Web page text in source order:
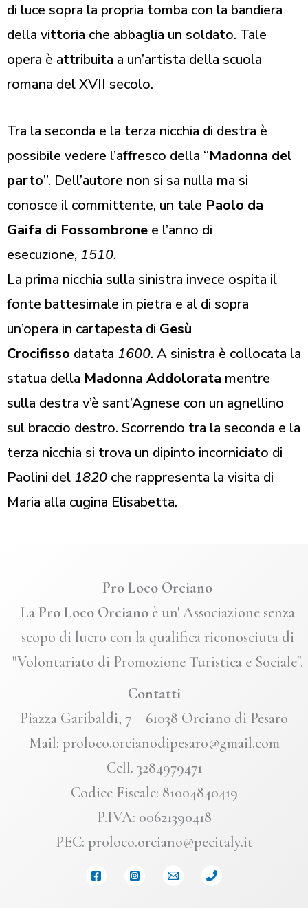
di luce sopra la propria tomba con la bandiera
della vittoria che abbaglia un soldato. Tale
opera è attribuita a un’artista della scuola
romana del XVII secolo.
Tra la seconda e la terza nicchia di destra è
possibile vedere l’affresco della “Madonna del
parto”. Dell’autore non si sa nulla ma si
conosce il committente, un tale Paolo da
Gaifa di Fossombrone e l’anno di
esecuzione, 1510.
La prima nicchia sulla sinistra invece ospita il
fonte battesimale in pietra e al di sopra
un’opera in cartapesta di Gesù
Crocifisso datata 1600. A sinistra è collocata la
statua della Madonna Addolorata mentre
sulla destra v’è sant’Agnese con un agnellino
sul braccio destro. Scorrendo tra la seconda e la
terza nicchia si trova un dipinto incorniciato di
Paolini del 1820 che rappresenta la visita di
Maria alla cugina Elisabetta.
Pro Loco Orciano
La Pro Loco Orciano è un' Associazione senza
scopo di lucro con la qualifica riconosciuta di
"Volontariato di Promozione Turistica e Sociale".
Contatti
Piazza Garibaldi, 7 – 61038 Orciano di Pesaro
Mail: proloco.orcianodipesaro@gmail.com
Cell. 3284979471
Codice Fiscale: 81004840419
P.IVA: 00621390418
PEC: proloco.orciano@pecitaly.it